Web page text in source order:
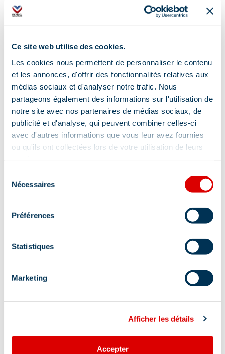
Ce site web utilise des cookies.
Les cookies nous permettent de personnaliser le contenu
et les annonces, d'offrir des fonctionnalités relatives aux
médias sociaux et d'analyser notre trafic. Nous
partageons également des informations sur l'utilisation de
notre site avec nos partenaires de médias sociaux, de
publicité et d'analyse, qui peuvent combiner celles-ci
avec d'autres informations que vous leur avez fournies
ou qu'ils ont collectées lors de votre utilisation de leurs
Nécessaires
Préférences
Statistiques
Marketing
Afficher les détails
Accepter